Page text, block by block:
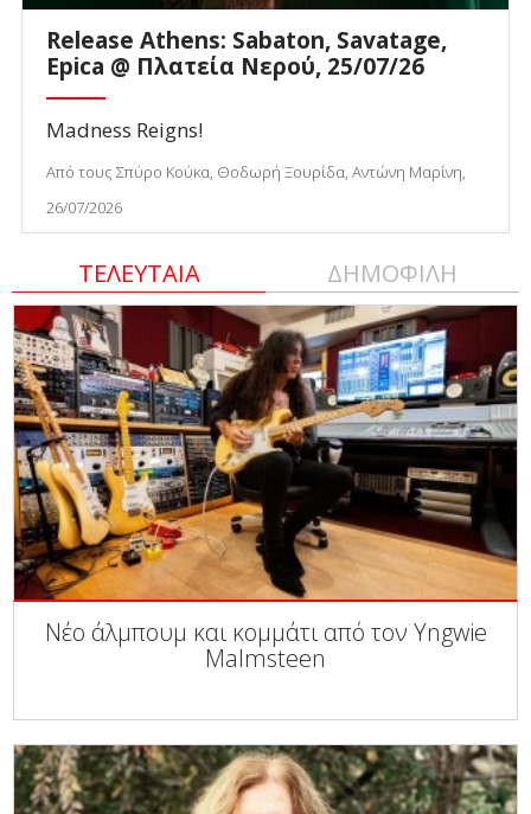
Release Athens: Sabaton, Savatage,
Epica @ Πλατεία Νερού, 25/07/26
Madness Reigns!
Από τους Σπύρο Κούκα, Θοδωρή Ξουρίδα, Αντώνη Μαρίνη,
26/07/2026
ΤΕΛΕΥΤΑΙΑ ΔΗΜΟΦΙΛΗ
Νέο άλμπουμ και κομμάτι από τον Yngwie
Malmsteen